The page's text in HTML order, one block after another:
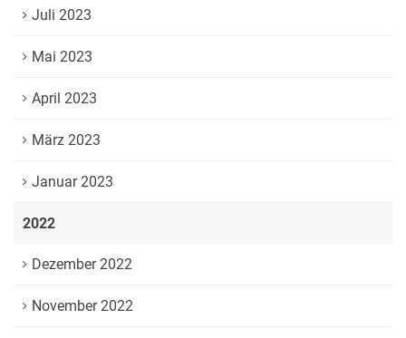
Juli 2023
Mai 2023
April 2023
März 2023
Januar 2023
2022
Dezember 2022
November 2022